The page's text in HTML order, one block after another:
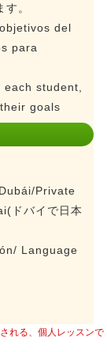
。
del
para
student,
goals
Private
ドバイで日本
Language
れる、個人レッスンで